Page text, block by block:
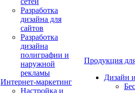
Разработка
дизайна для
сайтов
Разработка
дизайна
полиграфии и
наружной
рекламы
Интернет-маркетинг
Настройка и
Продукция
Дизайн